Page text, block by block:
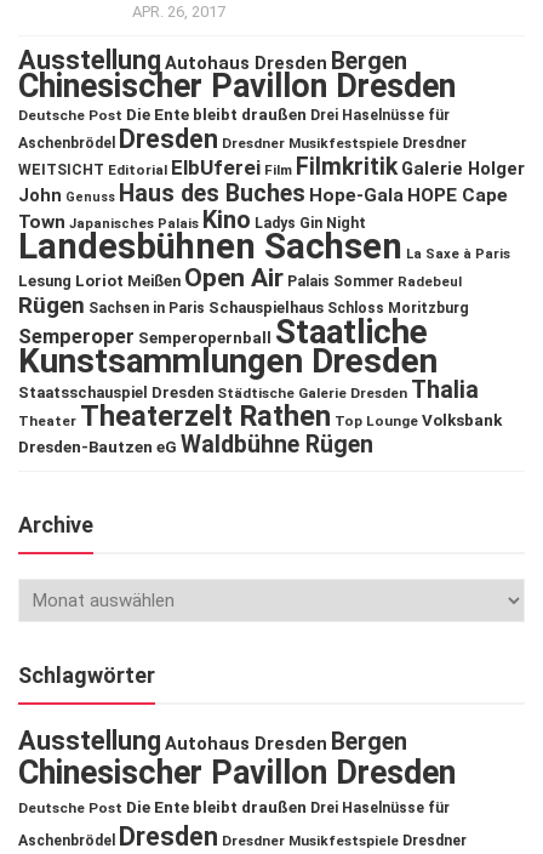
APR. 26, 2017
Ausstellung Autohaus Dresden Bergen
Chinesischer Pavillon Dresden
Deutsche Post Die Ente bleibt draußen Drei Haselnüsse für
Aschenbrödel
Dresden Dresdner Musikfestspiele Dresdner
WEITSICHT Editorial ElbUferei Film Filmkritik Galerie Holger
John Genuss Haus des Buches Hope-Gala HOPE Cape
Town Japanisches Palais Kino Ladys Gin Night
Landesbühnen Sachsen La Saxe à Paris
Lesung Loriot Meißen Open Air Palais Sommer Radebeul
Rügen Sachsen in Paris Schauspielhaus Schloss Moritzburg
Semperoper Semperopernball Staatliche
Kunstsammlungen Dresden
Staatsschauspiel Dresden Städtische Galerie Dresden Thalia
Theater Theaterzelt Rathen Top Lounge Volksbank
Dresden-Bautzen eG Waldbühne Rügen
Archive
Schlagwörter
Ausstellung Autohaus Dresden Bergen
Chinesischer Pavillon Dresden
Deutsche Post Die Ente bleibt draußen Drei Haselnüsse für
Aschenbrödel
Dresden Dresdner Musikfestspiele Dresdner